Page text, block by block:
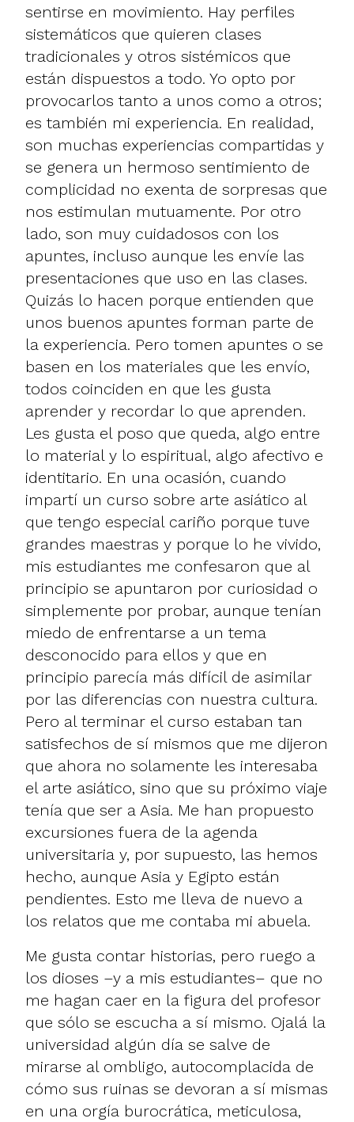
sentirse en movimiento. Hay perfiles
sistemáticos que quieren clases
tradicionales y otros sistémicos que
están dispuestos a todo. Yo opto por
provocarlos tanto a unos como a otros;
es también mi experiencia. En realidad,
son muchas experiencias compartidas y
se genera un hermoso sentimiento de
complicidad no exenta de sorpresas que
nos estimulan mutuamente. Por otro
lado, son muy cuidadosos con los
apuntes, incluso aunque les envíe las
presentaciones que uso en las clases.
Quizás lo hacen porque entienden que
unos buenos apuntes forman parte de
la experiencia. Pero tomen apuntes o se
basen en los materiales que les envío,
todos coinciden en que les gusta
aprender y recordar lo que aprenden.
Les gusta el poso que queda, algo entre
lo material y lo espiritual, algo afectivo e
identitario. En una ocasión, cuando
impartí un curso sobre arte asiático al
que tengo especial cariño porque tuve
grandes maestras y porque lo he vivido,
mis estudiantes me confesaron que al
principio se apuntaron por curiosidad o
simplemente por probar, aunque tenían
miedo de enfrentarse a un tema
desconocido para ellos y que en
principio parecía más difícil de asimilar
por las diferencias con nuestra cultura.
Pero al terminar el curso estaban tan
satisfechos de sí mismos que me dijeron
que ahora no solamente les interesaba
el arte asiático, sino que su próximo viaje
tenía que ser a Asia. Me han propuesto
excursiones fuera de la agenda
universitaria y, por supuesto, las hemos
hecho, aunque Asia y Egipto están
pendientes. Esto me lleva de nuevo a
los relatos que me contaba mi abuela.
Me gusta contar historias, pero ruego a
los dioses –y a mis estudiantes– que no
me hagan caer en la figura del profesor
que sólo se escucha a sí mismo. Ojalá la
universidad algún día se salve de
mirarse al ombligo, autocomplacida de
cómo sus ruinas se devoran a sí mismas
en una orgía burocrática, meticulosa,